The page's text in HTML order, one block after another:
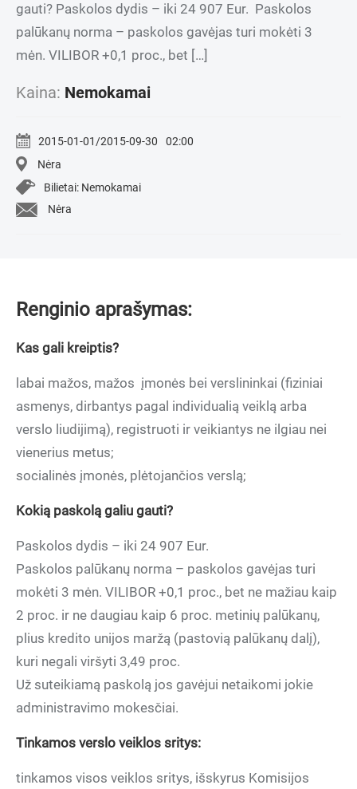
gauti? Paskolos dydis – iki 24 907 Eur. Paskolos
palūkanų norma – paskolos gavėjas turi mokėti 3
mėn. VILIBOR +0,1 proc., bet […]
Kaina: Nemokamai
2015-01-01/2015-09-30
02:00
Nėra
Bilietai: Nemokamai
Nėra
Renginio aprašymas:
Kas gali kreiptis?
labai mažos, mažos įmonės bei verslininkai (fiziniai
asmenys, dirbantys pagal individualią veiklą arba
verslo liudijimą), registruoti ir veikiantys ne ilgiau nei
vienerius metus;
socialinės įmonės, plėtojančios verslą;
Kokią paskolą galiu gauti?
Paskolos dydis – iki 24 907 Eur.
Paskolos palūkanų norma – paskolos gavėjas turi
mokėti 3 mėn. VILIBOR +0,1 proc., bet ne mažiau kaip
2 proc. ir ne daugiau kaip 6 proc. metinių palūkanų,
plius kredito unijos maržą (pastovią palūkanų dalį),
kuri negali viršyti 3,49 proc.
Už suteikiamą paskolą jos gavėjui netaikomi jokie
administravimo mokesčiai.
Tinkamos verslo veiklos sritys:
tinkamos visos veiklos sritys, išskyrus Komisijos